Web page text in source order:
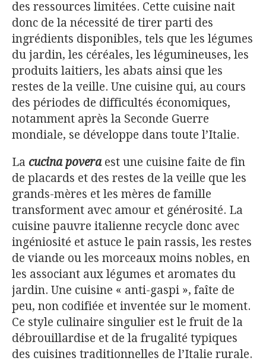
des ressources limitées. Cette cuisine nait
donc de la nécessité de tirer parti des
ingrédients disponibles, tels que les légumes
du jardin, les céréales, les légumineuses, les
produits laitiers, les abats ainsi que les
restes de la veille. Une cuisine qui, au cours
des périodes de difficultés économiques,
notamment après la Seconde Guerre
mondiale, se développe dans toute l’Italie.
La cucina poveraest une cuisine faite de fin
de placards et des restes de la veille que les
grands-mères et les mères de famille
transforment avec amour et générosité. La
cuisine pauvre italienne recycle donc avec
ingéniosité et astuce le pain rassis, les restes
de viande ou les morceaux moins nobles, en
les associant aux légumes et aromates du
jardin. Une cuisine « anti-gaspi », faîte de
peu, non codifiée et inventée sur le moment.
Ce style culinaire singulier est le fruit de la
débrouillardise et de la frugalité typiques
des cuisines traditionnelles de l’Italie rurale.